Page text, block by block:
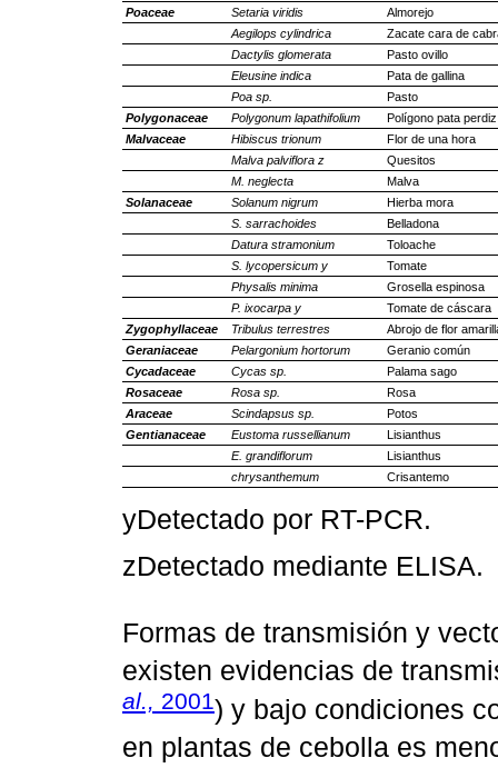
Poaceae
Setaria viridis
Almorejo
Aegilops cylindrica
Zacate cara de
Dactylis glomerata
Pasto ovillo
Eleusine indica
Pata de gallina
Poa sp.
Pasto
Polygonaceae
Polygonum lapathifolium
Polígono pata perdiz
Malvaceae
Hibiscus trionum
Flor de una hora
Malva palviflora z
Quesitos
M. neglecta
Malva
Solanaceae
Solanum nigrum
Hierba mora
S. sarrachoides
Belladona
Datura stramonium
Toloache
S. lycopersicum y
Tomate
Physalis minima
Grosella espinosa
P. ixocarpa y
Tomate de cáscara
Zygophyllaceae
Tribulus terrestres
Abrojo de flor
Geraniaceae
Pelargonium hortorum
Geranio común
Cycadaceae
Cycas sp.
Palama sago
Rosaceae
Rosa sp.
Rosa
Araceae
Scindapsus sp.
Potos
Gentianaceae
Eustoma russellianum
Lisianthus
E. grandiflorum
Lisianthus
chrysanthemum
Crisantemo
yDetectado por RT-PCR.
zDetectado mediante ELISA.
Formas de transmisión y
existen evidencias de
al., 2001) y bajo condiciones
en plantas de cebolla es